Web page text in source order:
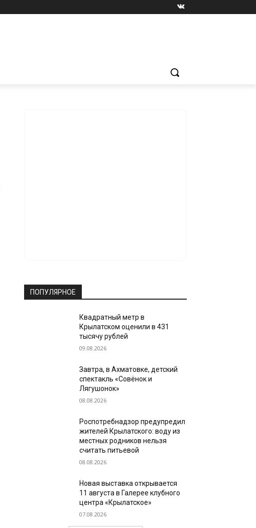
ПОПУЛЯРНОЕ
Квадратный метр в
Крылатском оценили в 431
тысячу рублей
09.08.2026
Завтра, в Ахматовке, детский
спектакль «Совёнок и
Лягушонок»
08.08.2026
Роспотребнадзор предупредил
жителей Крылатского: воду из
местных родников нельзя
считать питьевой
08.08.2026
Новая выставка открывается
11 августа в Галерее клубного
центра «Крылатское»
07.08.2026